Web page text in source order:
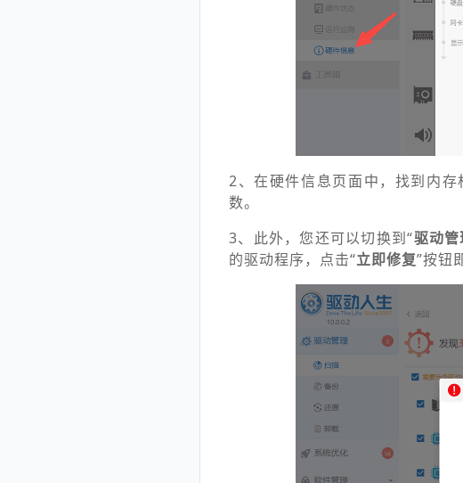
2、在硬件信息页面中，找到内
数。
3、此外，您还可以切换到“驱动管
的驱动程序，点击“立即修复”按钮